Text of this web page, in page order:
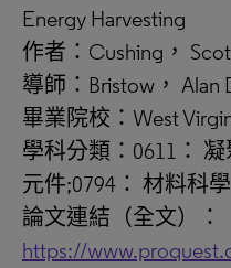
Energy Harvesting
作者：Cushing，
導師：Bristow， Alan
畢業院校：West
學科分類：0611：
元件;0794： 材料科學
論文連結（全文）：
https://